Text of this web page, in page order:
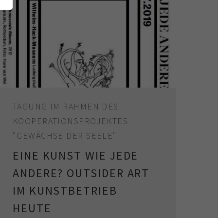
TAGUNG IM RAHMEN DES
KOOPERATIONSPROJEKTES
"GEWÄCHSE DER SEELE"
EINE KUNST WIE JEDE
ANDERE? OUTSIDER ART
IM KUNSTBETRIEB
HEUTE